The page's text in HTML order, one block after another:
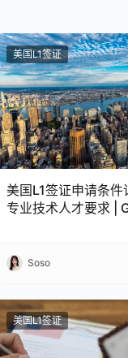
美国L1签证
美国L1签证申请条
专业技术人才要求 |
Soso
美国L1签证